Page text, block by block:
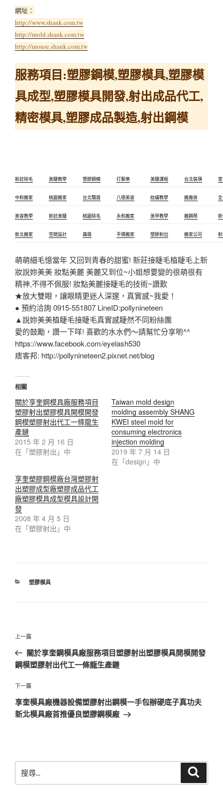
網址：
http://www.shank.com.tw
http://mold.shank.com.tw
http://mouse.shank.com.tw
服務項目:塑膠鋼模,塑膠模具,塑膠模
具成型,塑膠模具開發,射出成品代工,
精密模具­,塑膠成品製造,射出鋼模
新莊除毛 美睫教學 塑膠鋼模 打擊樂 美睫課程 台北裝璜
中和搬家 桃園搬家 台北飄眉 八德美容 紋繡教學 搬廠房
美容教學 新莊美睫 桃園除毛 永和搬家 美甲教學 搬鋼琴
新北搬家 空間設計 霧眉 平價搬家 塑膠射出 搬家公司
萌萌細毛憶當年 又回到青春的甜蜜! 新莊接睫毛植睫毛上新
妝說妳美美 妝點美麗 美麗又到位~小姐想要變的很萌很有
精神,不得不佩服! 妝點美麗接睫毛的技術~讚歎
★放大雙眼，讓眼睛更迷人深邃，真實感~我愛！
● 預約洽詢 0915-551807 LineID:pollynineteen
▲說妳美美植睫毛接睫毛真實感睫然不同粉絲團
愛的鼓勵，讚一下咩! 喜歡的水水們～請幫忙分享喲^^
https://www.facebook.com/eyelash530
痞客邦: http://pollynineteen2.pixnet.net/blog
相關
關於享奎鋼模具廠服務項目
塑膠射出塑膠模具開模開發
鋼模塑膠射出代工一條龍生
產鏈
2015 年 2 月 16 日
在「塑膠射出」中
Taiwan mold design
molding assembly SHANG
KWEI steel mold for
consuming electronics
injection molding
2019 年 7 月 14 日
在「design」中
享奎塑膠鋼模廠台灣塑膠射
出塑膠成型廠塑膠成品代工
廠塑膠模具成型模具設計開
發
2008 年 4 月 5 日
在「塑膠射出」中
分
塑膠模具
文
導
覽
上
一
篇
章
上一篇
關於享奎鋼模具廠服務項目塑膠射出塑膠模具開模開發
鋼模塑膠射出代工一條龍生產鏈
下
一
篇
下一篇
享奎模具廠機器設備塑膠射出鋼模一手包辦硬底子真功夫
新北模具廠首推優良塑膠鋼模廠
尋